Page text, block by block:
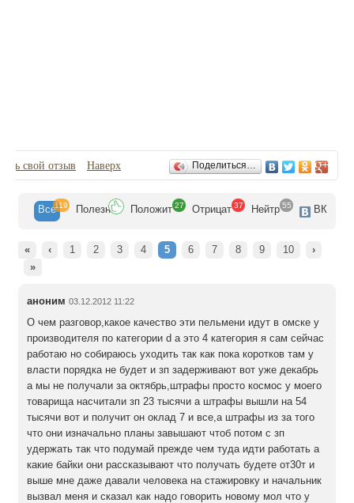
Отзывы
свой отзыв Наверх Поделиться…
Все119 Полезн Положит 27 Отрицат 37 Нейтр 55 ВК
« ‹ 1 2 3 4 5 6 7 8 9 10
›
»
аноним 03.12.2012 11:22
О чем разговор,какое качество эти пельмени идут в омске у
производителя по категории d а это 4 категория я сам сейчас
работаю но собираюсь уходить так как пока коротков там у
власти порядка не будет и зп задерживают вот уже декабрь
а мы не получали за октябрь,штрафы просто космос у моего
товарища насчитали зп 23 тысячи а штрафы вышли на 54
тысячи вот и получит он оклад 7 и все,а штрафы из за того
что они изначально планы завышают чтоб потом с зп
удержать так что подумай прежде чем туда идти работать а
какие байки они рассказывают что получать будете от30т и
выше мне даже давали человека на стажировку и начальник
вызвал меня и сказал как надо говорить новому мол что у